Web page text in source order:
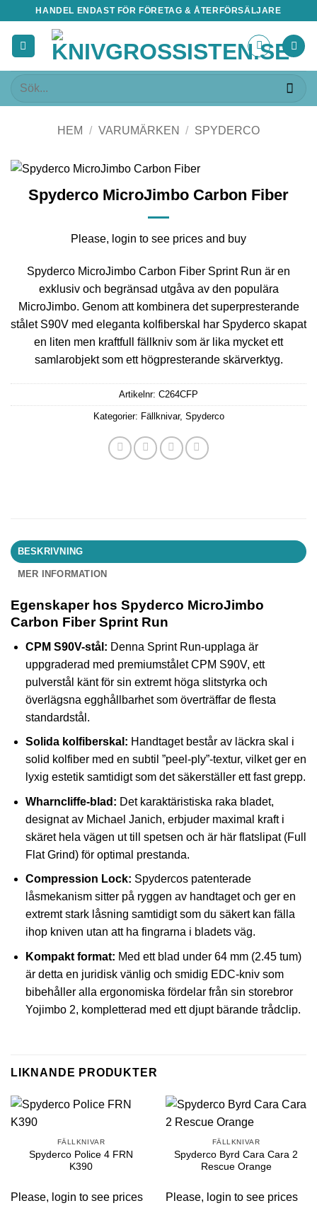
content
HANDEL ENDAST FÖR FÖRETAG & ÅTERFÖRSÄLJARE
Sök
HEM / VARUMÄRKEN / SPYDERCO
Spyderco MicroJimbo Carbon Fiber
Please, login to see prices and buy
Spyderco MicroJimbo Carbon Fiber Sprint Run är en
exklusiv och begränsad utgåva av den populära
MicroJimbo. Genom att kombinera det superpresterande
stålet S90V med eleganta kolfiberskal har Spyderco skapat
en liten men kraftfull fällkniv som är lika mycket ett
samlarobjekt som ett högpresterande skärverktyg.
Artikelnr: C264CFP
Kategorier: Fällknivar, Spyderco
BESKRIVNING
MER INFORMATION
Egenskaper hos Spyderco MicroJimbo
Carbon Fiber Sprint Run
CPM S90V-stål: Denna Sprint Run-upplaga är
uppgraderad med premiumstålet CPM S90V, ett
pulverstål känt för sin extremt höga slitstyrka och
överlägsna egghållbarhet som överträffar de flesta
standardstål.
Solida kolfiberskal: Handtaget består av läckra skal i
solid kolfiber med en subtil ”peel-ply”-textur, vilket ger en
lyxig estetik samtidigt som det säkerställer ett fast grepp.
Wharncliffe-blad: Det karaktäristiska raka bladet,
designat av Michael Janich, erbjuder maximal kraft i
skäret hela vägen ut till spetsen och är här flatslipat (Full
Flat Grind) för optimal prestanda.
Compression Lock: Spydercos patenterade
låsmekanism sitter på ryggen av handtaget och ger en
extremt stark låsning samtidigt som du säkert kan fälla
ihop kniven utan att ha fingrarna i bladets väg.
Kompakt format: Med ett blad under 64 mm (2.45 tum)
är detta en juridisk vänlig och smidig EDC-kniv som
bibehåller alla ergonomiska fördelar från sin storebror
Yojimbo 2, kompletterad med ett djupt bärande trådclip.
LIKNANDE PRODUKTER
FÄLLKNIVAR
Spyderco Police 4 FRN
K390
Please, login to see prices
FÄLLKNIVAR
Spyderco Byrd Cara Cara 2
Rescue Orange
Please, login to see prices